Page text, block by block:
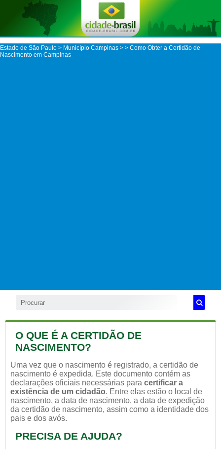
Estado de São Paulo > Município Campinas > > Como Obter a Certidão de
Nascimento em Campinas
O QUE É A CERTIDÃO DE
NASCIMENTO?
Uma vez que o nascimento é registrado, a certidão de
nascimento é expedida. Este documento contém as
declarações oficiais necessárias para certificar a
existência de um cidadão. Entre elas estão o local de
nascimento, a data de nascimento, a data de expedição
da certidão de nascimento, assim como a identidade dos
pais e dos avós.
PRECISA DE AJUDA?